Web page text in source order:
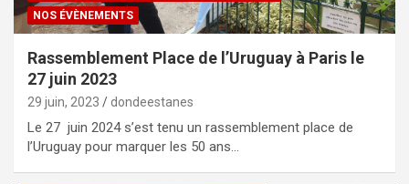
NOS ÉVÈNEMENTS
Rassemblement Place de l’Uruguay à Paris le
27 juin 2023
29 juin, 2023 dondeestanes
Le 27 juin 2024 s’est tenu un rassemblement place de
l’Uruguay pour marquer les 50 ans…